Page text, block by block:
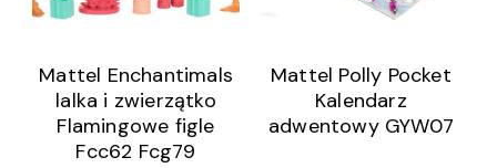
Mattel Enchantimals
lalka i zwierzątko
Flamingowe figle
Fcc62 Fcg79
Mattel Polly Pocket
Kalendarz
adwentowy GYW07